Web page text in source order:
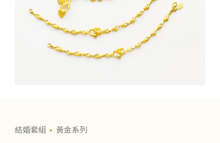
結婚套組 黃金系列